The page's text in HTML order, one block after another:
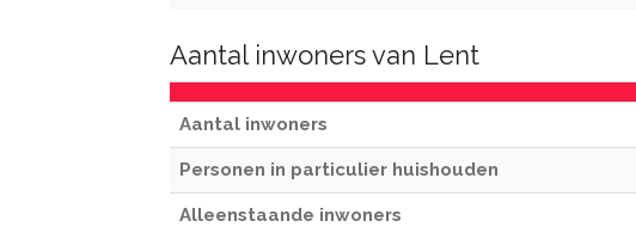
Aantal inwoners van Lent
Aantal inwoners
Personen in particulier huishouden
Alleenstaande inwoners